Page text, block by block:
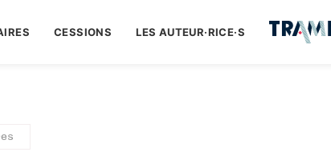
CESSIONS LES AUTEUR·RICE·S